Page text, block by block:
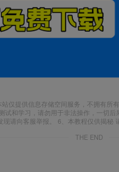
仅提供信息存储空间服务，不拥有
试和学习，请勿用于非法操作，一切
请向客服举报。 6、本教程仅供揭秘
THE END